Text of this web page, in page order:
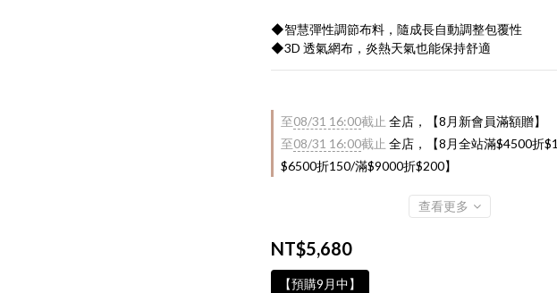
◆智慧彈性調節布料，隨成長自動調整包覆性
◆3D 透氣網布，炎熱天氣也能保持舒適
至08/31 16:00截止 全店，【8月新會員滿額贈】
至08/31 16:00截止 全店，【8月全站滿$4500折
$6500折150/滿$9000折$200】
查看更多
NT$5,680
【預購9月中】